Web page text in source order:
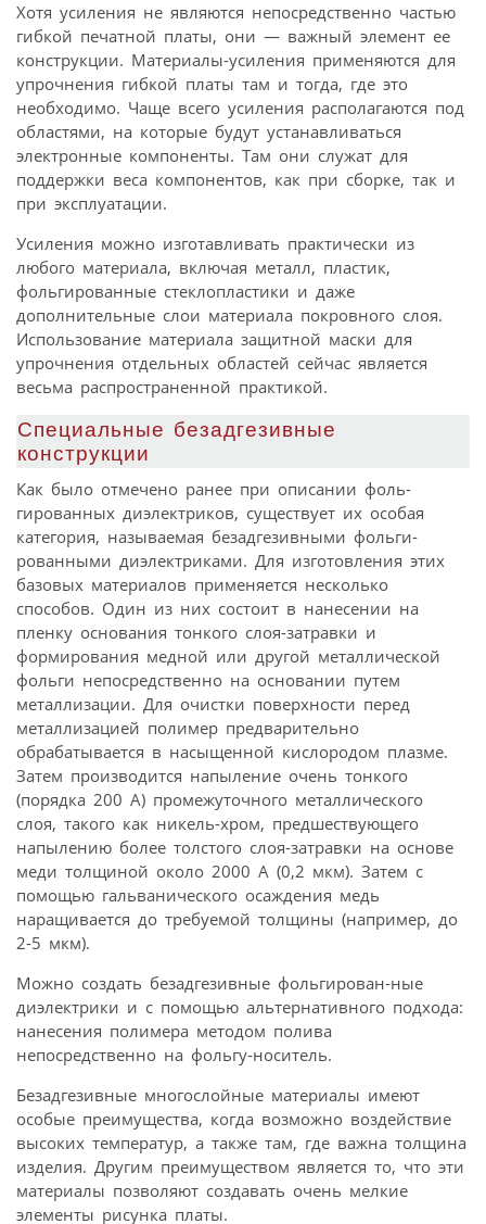
Хотя усиления не являются непосредственно частью
гибкой печатной платы, они — важный элемент ее
конструкции. Материалы-усиления применяются для
упрочнения гибкой платы там и тогда, где это
необходимо. Чаще всего усиления располагаются под
областями, на которые будут устанавливаться
электронные компоненты. Там они служат для
поддержки веса компонентов, как при сборке, так и
при эксплуатации.
Усиления можно изготавливать практически из
любого материала, включая металл, пластик,
фольгированные стеклопластики и даже
дополнительные слои материала покровного слоя.
Использование материала защитной маски для
упрочнения отдельных областей сейчас является
весьма распространенной практикой.
Специальные безадгезивные
конструкции
Как было отмечено ранее при описании фоль-
гированных диэлектриков, существует их особая
категория, называемая безадгезивными фольги-
рованными диэлектриками. Для изготовления этих
базовых материалов применяется несколько
способов. Один из них состоит в нанесении на
пленку основания тонкого слоя-затравки и
формирования медной или другой металлической
фольги непосредственно на основании путем
металлизации. Для очистки поверхности перед
металлизацией полимер предварительно
обрабатывается в насыщенной кислородом плазме.
Затем производится напыление очень тонкого
(порядка 200 А) промежуточного металлического
слоя, такого как никель-хром, предшествующего
напылению более толстого слоя-затравки на основе
меди толщиной около 2000 А (0,2 мкм). Затем с
помощью гальванического осаждения медь
наращивается до требуемой толщины (например, до
2-5 мкм).
Можно создать безадгезивные фольгирован-ные
диэлектрики и с помощью альтернативного подхода:
нанесения полимера методом полива
непосредственно на фольгу-носитель.
Безадгезивные многослойные материалы имеют
особые преимущества, когда возможно воздействие
высоких температур, а также там, где важна толщина
изделия. Другим преимуществом является то, что эти
материалы позволяют создавать очень мелкие
элементы рисунка платы.